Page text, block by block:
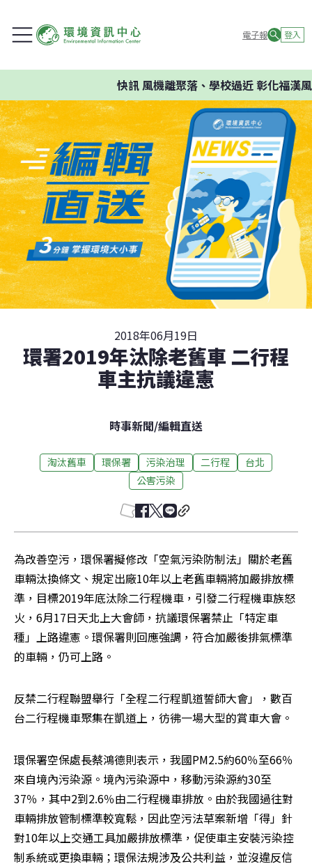
電子報 登入
快訊風機離聚落、學校過近 彰化福漢風
2018年06月19日
環署2019年汰除老舊車 二行程
車主抗議違憲
時事新聞/編輯直送
淘汰舊車 環保署 污染治理 二行程
台北
公害污染
為改善空污，環保署擬修改「空氣污染防制法」關於老舊
車輛汰換條文、規定出廠10年以上老舊車輛將加嚴排放標
準，目標2019年底汰除二行程機車，引發二行程機車族怒
火，6月17日天北上大會師，抗議環保署禁止「特定車
種」上路違憲。環保署則回應強調，符合加嚴後排氣標準
的車輛，仍可上路。
反禁二行程聯盟舉行「全程二行程凱道誓師大會」，數百
台二行程機車聚集在凱道上，彷彿一場大型的賞車大會。
環保署空保處長蔡鴻德則表示，我國PM2.5約60％至66％
來自境內污染源。境內污染源中，移動污染源約30至
37％，其中2到2.6％由二行程機車排放。由於我國過往對
車輛排放管制標準較寬鬆，因此空污法草案新增「得」針
對10年以上交通工具加嚴排放標準，促使車主安裝污染控
制系統或更換車輛；環保法規涉及公共利益，並沒違反信